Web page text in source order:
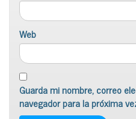
Web
Guarda mi nombre, correo
navegador para la próxima